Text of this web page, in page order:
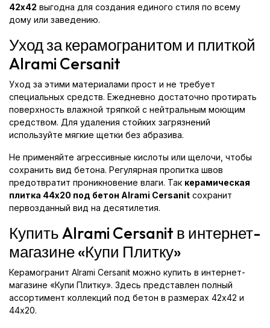
42x42 выгодна для создания единого стиля по всему
дому или заведению.
Уход за керамогранитом и плиткой
Alrami Cersanit
Уход за этими материалами прост и не требует
специальных средств. Ежедневно достаточно протирать
поверхность влажной тряпкой с нейтральным моющим
средством. Для удаления стойких загрязнений
используйте мягкие щетки без абразива.
Не применяйте агрессивные кислоты или щелочи, чтобы
сохранить вид бетона. Регулярная пропитка швов
предотвратит проникновение влаги. Так керамическая
плитка 44x20 под бетон Alrami Cersanit сохранит
первозданный вид на десятилетия.
Купить Alrami Cersanit в интернет-
магазине «Купи Плитку»
Керамогранит Alrami Cersanit можно купить в интернет-
магазине «Купи Плитку». Здесь представлен полный
ассортимент коллекций под бетон в размерах 42x42 и
44x20.